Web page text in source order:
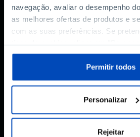
navegação, avaliar o desempenho
as melhores ofertas de produtos e
com as suas preferências. Se
tipos de cookies, clique em
sobre cookies através da gestão de
Política de Cookies.
Permitir todos
Personalizar
Rejeitar
Subscreva a
da Fundação
Autorizo o tratamento dos meus
fornecidos, de acordo com aPolítica